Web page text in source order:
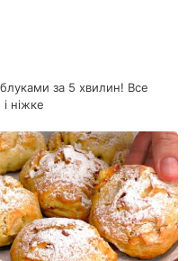
за 5 хвилин! Все
ніжке